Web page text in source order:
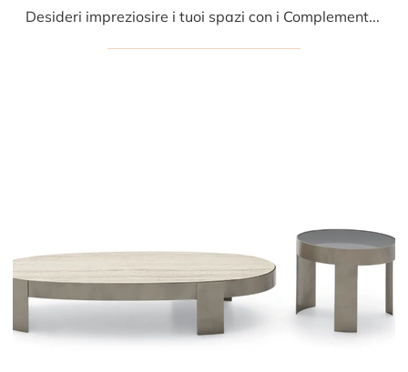
Desideri impreziosire i tuoi spazi con i Complementi Ditre Italia? Ti presentiamo differenti modelli di tavolini in marmo come Deck.